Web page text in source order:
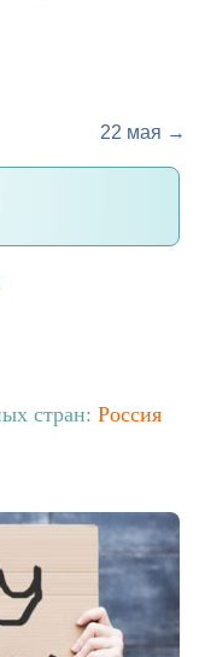
22 мая →
стран: Россия